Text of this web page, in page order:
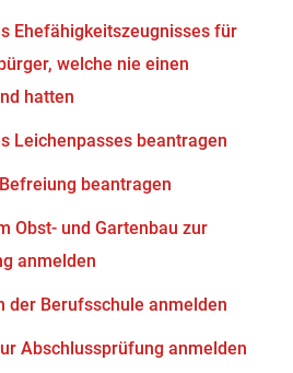
Ehefähigkeitszeugnisses für
welche nie einen
hatten
Leichenpasses beantragen
beantragen
Obst- und Gartenbau zur
anmelden
der Berufsschule anmelden
Abschlussprüfung anmelden